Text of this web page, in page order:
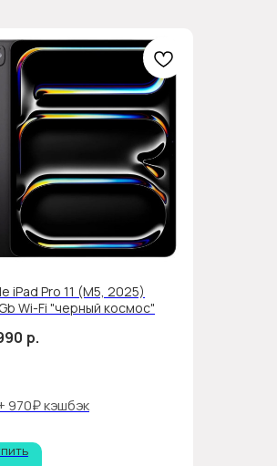
iPad Pro 11 (М5, 2025)
Wi-Fi "черный космос"
р.
970₽ кэшбэк